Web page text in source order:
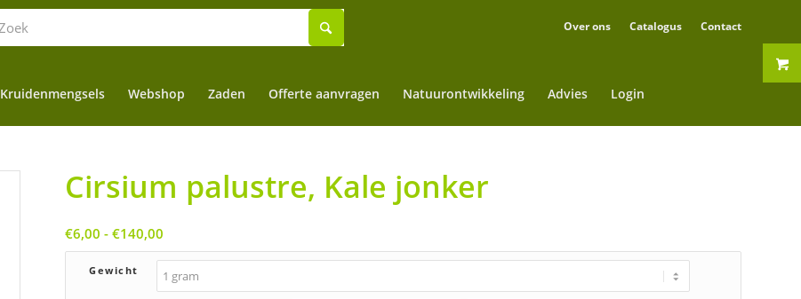
Over ons Catalogus Contact
Kruidenmengsels Webshop Zaden Offerte aanvragen Natuurontwikkeling Advies Login
Cirsium palustre, Kale jonker
€6,00 - €140,00
€6,00
tot
€140,00
Gewicht